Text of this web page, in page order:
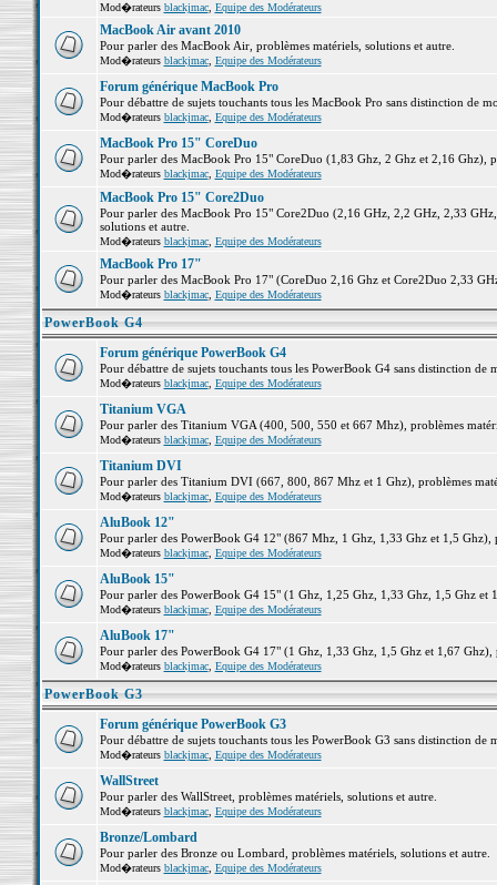
Mod�rateurs blackjmac, Equipe des Modérateurs
MacBook Air avant 2010
Pour parler des MacBook Air, problèmes matériels, solutions et autre.
Mod�rateurs blackjmac, Equipe des Modérateurs
Forum générique MacBook Pro
Pour débattre de sujets touchants tous les MacBook Pro sans distinction de
Mod�rateurs blackjmac, Equipe des Modérateurs
MacBook Pro 15" CoreDuo
Pour parler des MacBook Pro 15" CoreDuo (1,83 Ghz, 2 Ghz et 2,16 Ghz),
Mod�rateurs blackjmac, Equipe des Modérateurs
MacBook Pro 15" Core2Duo
Pour parler des MacBook Pro 15" Core2Duo (2,16 GHz, 2,2 GHz, 2,33
solutions et autre.
Mod�rateurs blackjmac, Equipe des Modérateurs
MacBook Pro 17"
Pour parler des MacBook Pro 17" (CoreDuo 2,16 Ghz et Core2Duo 2,33
Mod�rateurs blackjmac, Equipe des Modérateurs
PowerBook G4
Forum générique PowerBook G4
Pour débattre de sujets touchants tous les PowerBook G4 sans distinction de
Mod�rateurs blackjmac, Equipe des Modérateurs
Titanium VGA
Pour parler des Titanium VGA (400, 500, 550 et 667 Mhz), problèmes
Mod�rateurs blackjmac, Equipe des Modérateurs
Titanium DVI
Pour parler des Titanium DVI (667, 800, 867 Mhz et 1 Ghz), problèmes
Mod�rateurs blackjmac, Equipe des Modérateurs
AluBook 12"
Pour parler des PowerBook G4 12" (867 Mhz, 1 Ghz, 1,33 Ghz et 1,5 Ghz),
Mod�rateurs blackjmac, Equipe des Modérateurs
AluBook 15"
Pour parler des PowerBook G4 15" (1 Ghz, 1,25 Ghz, 1,33 Ghz, 1,5 Ghz et
Mod�rateurs blackjmac, Equipe des Modérateurs
AluBook 17"
Pour parler des PowerBook G4 17" (1 Ghz, 1,33 Ghz, 1,5 Ghz et 1,67 Ghz),
Mod�rateurs blackjmac, Equipe des Modérateurs
PowerBook G3
Forum générique PowerBook G3
Pour débattre de sujets touchants tous les PowerBook G3 sans distinction de
Mod�rateurs blackjmac, Equipe des Modérateurs
WallStreet
Pour parler des WallStreet, problèmes matériels, solutions et autre.
Mod�rateurs blackjmac, Equipe des Modérateurs
Bronze/Lombard
Pour parler des Bronze ou Lombard, problèmes matériels, solutions et autre.
Mod�rateurs blackjmac, Equipe des Modérateurs